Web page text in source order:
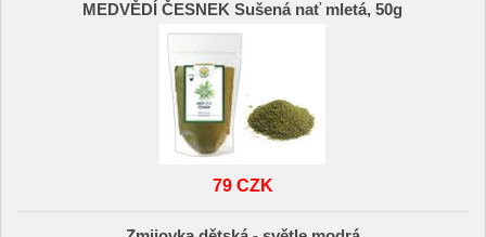
MEDVĚDÍ ČESNEK Sušená nať mletá, 50g
79 CZK